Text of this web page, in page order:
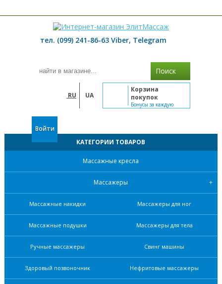
тел. (099) 241-86-63 Viber, Telegram
Поиск
RU UA
Корзина
покупок
Бонусы за каждую
покупку
Войти
КАТЕГОРИИ ТОВАРОВ
Массажные кресла
Массажеры
Массажные накидки Массажеры для ног
Массажные подушки Массажеры для тела
Ручные массажеры Свинг машины
Здоровый позвоночник Нефритовые масcажеры